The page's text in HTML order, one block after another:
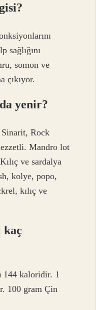
sağlığını
somon ve
çıkıyor.
yenir?
Sinarit, Rock
Mandro lot
ve sardalya
kolye, popo,
kılıç ve
kaç
144 kaloridir. 1
100 gram Çin